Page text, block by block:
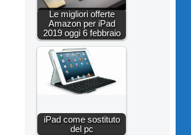
Le migliori offerte
Amazon per iPad
2019 oggi 6 febbraio
iPad come sostituto
del pc